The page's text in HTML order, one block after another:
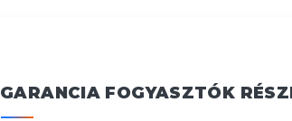
GARANCIA FOGYASZTÓK